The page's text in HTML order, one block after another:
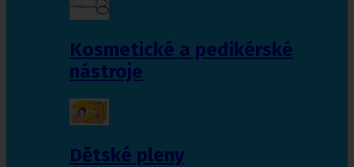
Kosmetické a pedikérské
nástroje
Dětské pleny